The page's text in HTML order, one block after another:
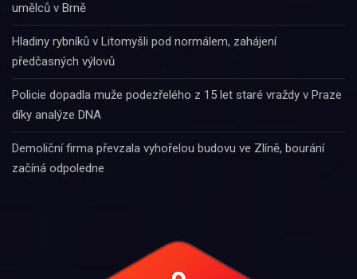
umělců v Brně
Hladiny rybníků v Litomyšli pod normálem, zahájení
předčasných výlovů
Policie dopadla muže podezřelého z 15 let staré vraždy v Praze
díky analýze DNA
Demoliční firma převzala vyhořelou budovu ve Zlíně, bourání
začíná odpoledne